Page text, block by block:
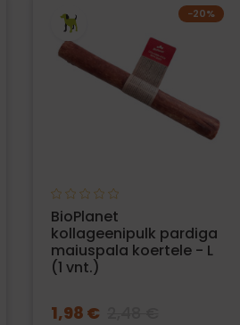
−20%
BioPlanet
kollageenipulk pardiga
maiuspala koertele - L
(1 vnt.)
1,98 €